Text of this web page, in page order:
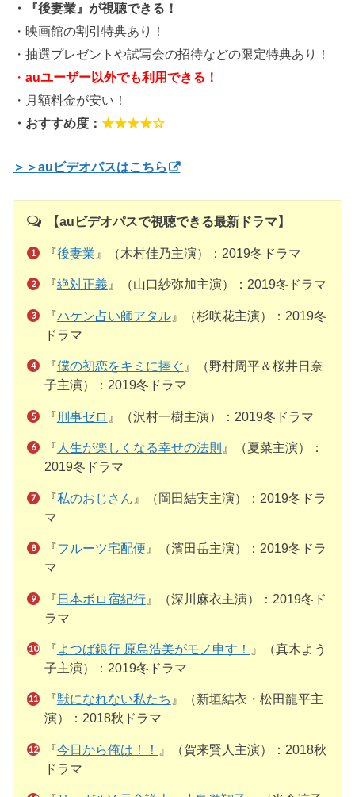
・『後妻業』が視聴できる！
・映画館の割引特典あり！
・抽選プレゼントや試写会の招待などの限定特典あり！
・auユーザー以外でも利用できる！
・月額料金が安い！
・おすすめ度：★★★★☆
＞＞auビデオパスはこちら
【auビデオパスで視聴できる最新ドラマ】
『後妻業 』（木村佳乃主演）：2019冬ドラマ
『絶対正義』（山口紗弥加主演）：2019冬ドラマ
『ハケン占い師アタル』（杉咲花主演）：2019冬
ドラマ
『僕の初恋をキミに捧ぐ 』（野村周平＆桜井日奈
子主演）：2019冬ドラマ
『刑事ゼロ 』（沢村一樹主演）：2019冬ドラマ
『 人生が楽しくなる幸せの法則 』（夏菜主演）：
2019冬ドラマ
『私のおじさん 』（岡田結実主演）：2019冬ドラ
マ
『フルーツ宅配便 』（濱田岳主演）：2019冬ドラ
マ
『 日本ボロ宿紀行』（深川麻衣主演）：2019冬ド
ラマ
『よつば銀行 原島浩美がモノ申す！
』（真木よう
子主演）：2019冬ドラマ
『 獣になれない私たち 』（新垣結衣・松田龍平主
演）：2018秋ドラマ
『今日から俺は！！
』（賀来賢人主演）：2018秋
ドラマ